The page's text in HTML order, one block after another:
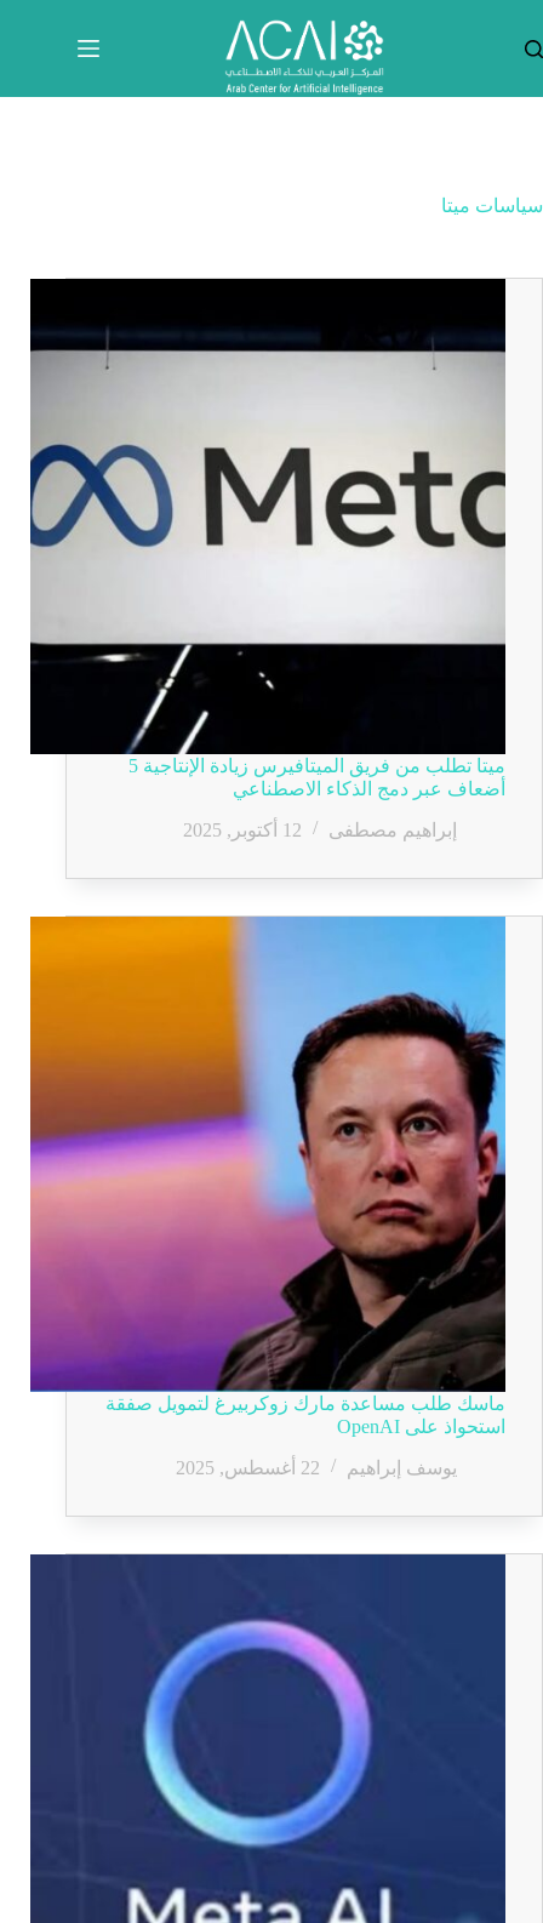
المحتوى
سياسات ميتا
ميتا تطلب من فريق الميتافيرس زيادة الإنتاجية 5
أضعاف عبر دمج الذكاء الاصطناعي
إبراهيم مصطفى
12 أكتوبر, 2025
ماسك طلب مساعدة مارك زوكربيرغ لتمويل صفقة
استحواذ على OpenAI
يوسف إبراهيم
22 أغسطس, 2025